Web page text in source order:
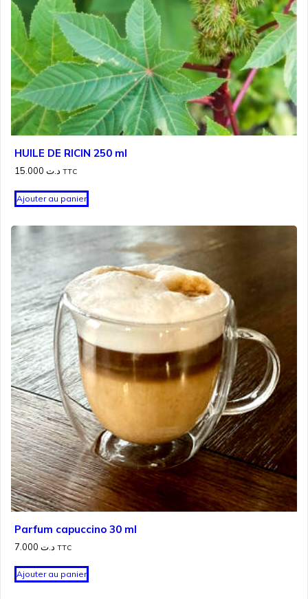
HUILE DE RICIN 250 ml
د.ت TTC
Ajouter au panier
Parfum capuccino 30 ml
د.ت TTC
Ajouter au panier